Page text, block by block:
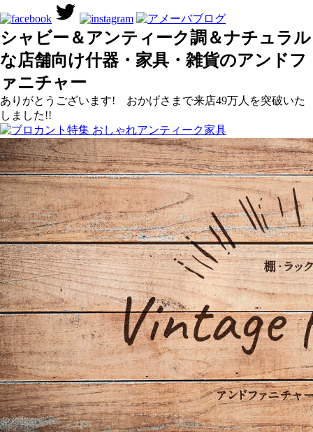
シャビー＆アンティーク調＆ナチュラル
な店舗向け什器・家具・雑貨のアンドフ
ァニチャー
ありがとうございます! おかげさまで来店49万人を突破いた
しました!!